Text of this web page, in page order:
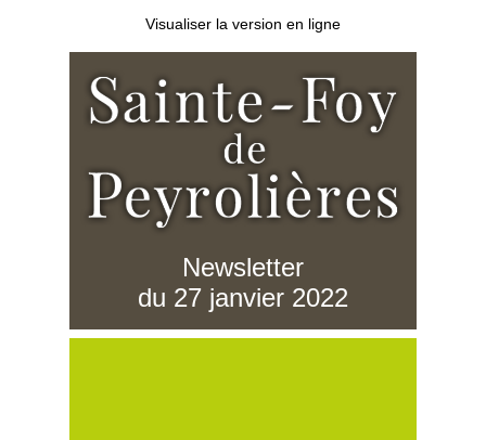
Visualiser la version en ligne
Newsletter
du 27 janvier 2022